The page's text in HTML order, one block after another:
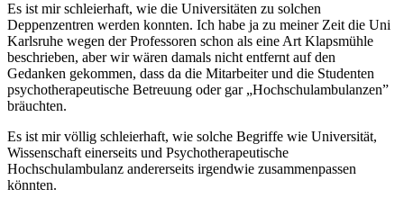
Es ist mir schleierhaft, wie die Universitäten zu solchen
Deppenzentren werden konnten. Ich habe ja zu meiner Zeit die Uni
Karlsruhe wegen der Professoren schon als eine Art Klapsmühle
beschrieben, aber wir wären damals nicht entfernt auf den
Gedanken gekommen, dass da die Mitarbeiter und die Studenten
psychotherapeutische Betreuung oder gar „Hochschulambulanzen”
bräuchten.
Es ist mir völlig schleierhaft, wie solche Begriffe wie Universität,
Wissenschaft einerseits und Psychotherapeutische
Hochschulambulanz andererseits irgendwie zusammenpassen
könnten.